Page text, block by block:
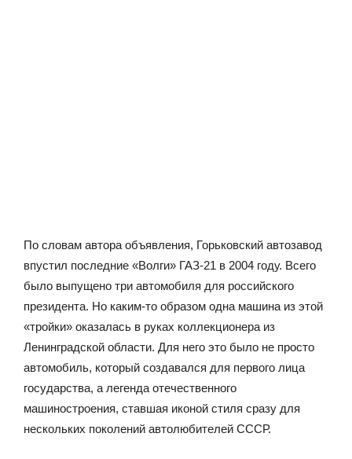
По словам автора объявления, Горьковский автозавод
впустил последние «Волги» ГАЗ-21 в 2004 году. Всего
было выпущено три автомобиля для российского
президента. Но каким-то образом одна машина из этой
«тройки» оказалась в руках коллекционера из
Ленинградской области. Для него это было не просто
автомобиль, который создавался для первого лица
государства, а легенда отечественного
машиностроения, ставшая иконой стиля сразу для
нескольких поколений автолюбителей СССР.